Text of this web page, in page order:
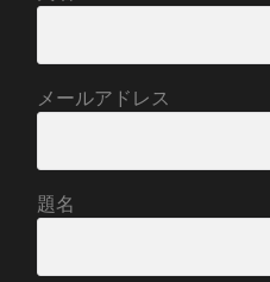
メールアドレス
題名